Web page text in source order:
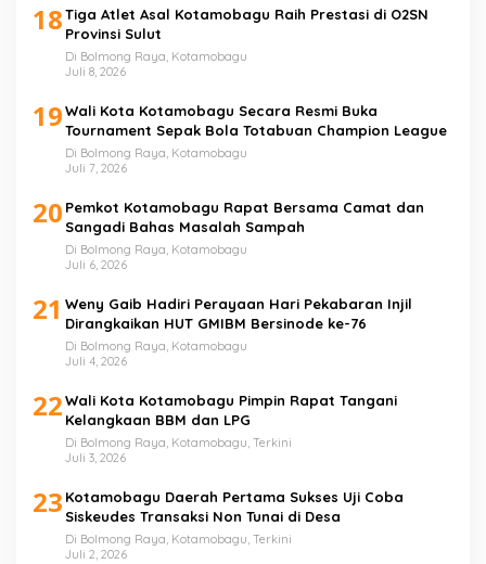
18Tiga Atlet Asal Kotamobagu Raih Prestasi di O2SN
Provinsi Sulut
Di Bolmong Raya, Kotamobagu
Juli 8, 2026
19Wali Kota Kotamobagu Secara Resmi Buka
Tournament Sepak Bola Totabuan Champion League
Di Bolmong Raya, Kotamobagu
Juli 7, 2026
20 Pemkot Kotamobagu Rapat Bersama Camat dan
Sangadi Bahas Masalah Sampah
Di Bolmong Raya, Kotamobagu
Juli 6, 2026
21 Weny Gaib Hadiri Perayaan Hari Pekabaran Injil
Dirangkaikan HUT GMIBM Bersinode ke-76
Di Bolmong Raya, Kotamobagu
Juli 4, 2026
22Wali Kota Kotamobagu Pimpin Rapat Tangani
Kelangkaan BBM dan LPG
Di Bolmong Raya, Kotamobagu, Terkini
Juli 3, 2026
23 Kotamobagu Daerah Pertama Sukses Uji Coba
Siskeudes Transaksi Non Tunai di Desa
Di Bolmong Raya, Kotamobagu, Terkini
Juli 2, 2026